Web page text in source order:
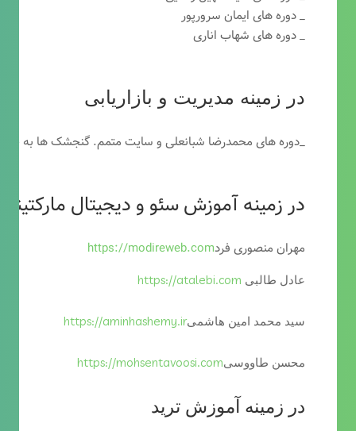
_ دوره های ایمان سرورپور
_ دوره های شهاب اناری
در زمینه مدیریت و بازاریابی
_دوره های محمدرضا شبانعلی و سایت متمم. گنجشک ها به
در زمینه آموزش سئو و دیجیتال
مهران منصوری فردhttps://modireweb.com
عادل طالبی https://atalebi.com
سید محمد امین هاشمیhttps://aminhashemy.ir
محسن طاووسیhttps://mohsentavoosi.com
در زمینه آموزش ترید